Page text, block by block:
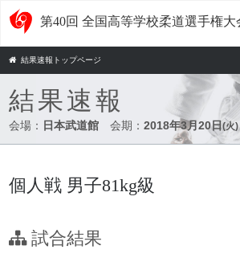
第40回 全国高等学校柔道選手権大
結果速報トップページ
結果速報
会場： 日本武道館 会期：2018年3月20日(火)
個人戦 男子81kg級
試合結果